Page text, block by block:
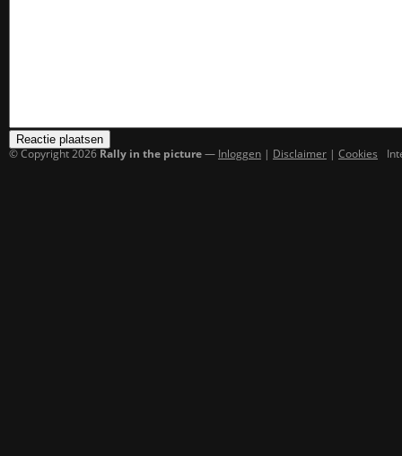
© Copyright 2026Rally in the picture— Inloggen | Disclaimer | Cookies